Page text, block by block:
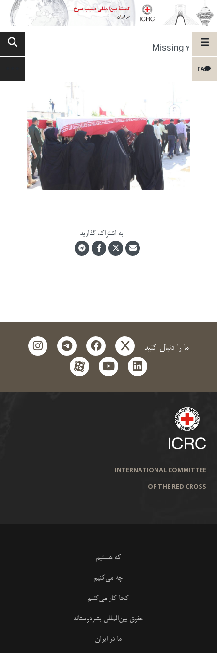
FA
Missing 2
به اشتراک گذارید
ما را دنبال کنید x
facebook
telegram
instagram
linkedin
youtube
aparat
INTERNATIONAL COMMITTEE
OF THE RED CROSS
که هستیم
چه می‌کنیم
کجا کار می‌کنیم
حقوق بین‌المللی بشردوستانه
ما در ایران